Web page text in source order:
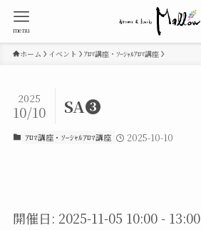
menu
ホーム イベント ｱﾛﾏ講座・ｿｰｼｬﾙｱﾛﾏ講座
SA❸
2025
10/10
ｱﾛﾏ講座・ｿｰｼｬﾙｱﾛﾏ講座 2025-10-10
開催日: 2025-11-05 10:00 - 13:00